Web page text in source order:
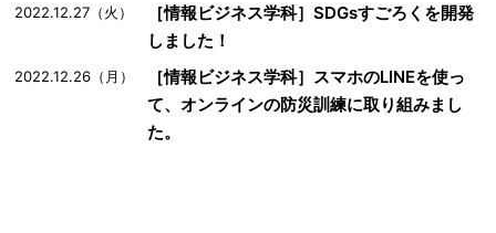
2022.12.27（火）
［情報ビジネス学科］SDGsすごろくを開発
しました！
2022.12.26（月）
［情報ビジネス学科］スマホのLINEを使っ
て、オンラインの防災訓練に取り組みまし
た。